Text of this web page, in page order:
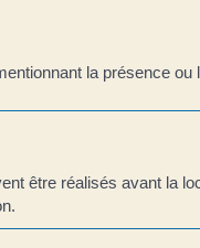
la présence
être réalisés avant la